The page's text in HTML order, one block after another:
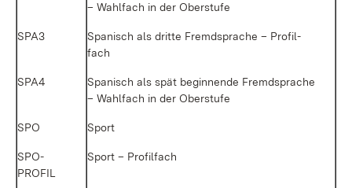
– Wahl­fach in der Ober­stu­fe
SPA3
Spa­nisch als drit­te Fremd­spra­che – Pro­fil­
fach
SPA4
Spa­nisch als spät be­gin­nen­de Fremd­spra­che
– Wahl­fach in der Ober­stu­fe
SPO Sport
SPO­
PROFIL
Sport – Pro­fil­fach